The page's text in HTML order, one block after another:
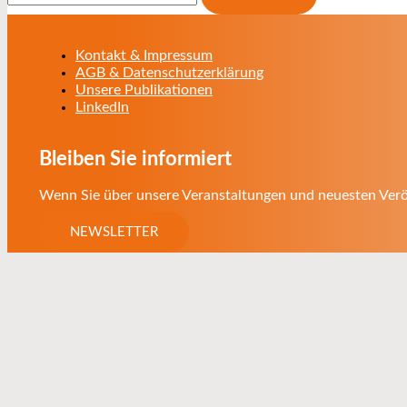
Kontakt & Impressum
AGB & Datenschutzerklärung
Unsere Publikationen
LinkedIn
Bleiben Sie informiert
Wenn Sie über unsere Veranstaltungen und neuesten
NEWSLETTER